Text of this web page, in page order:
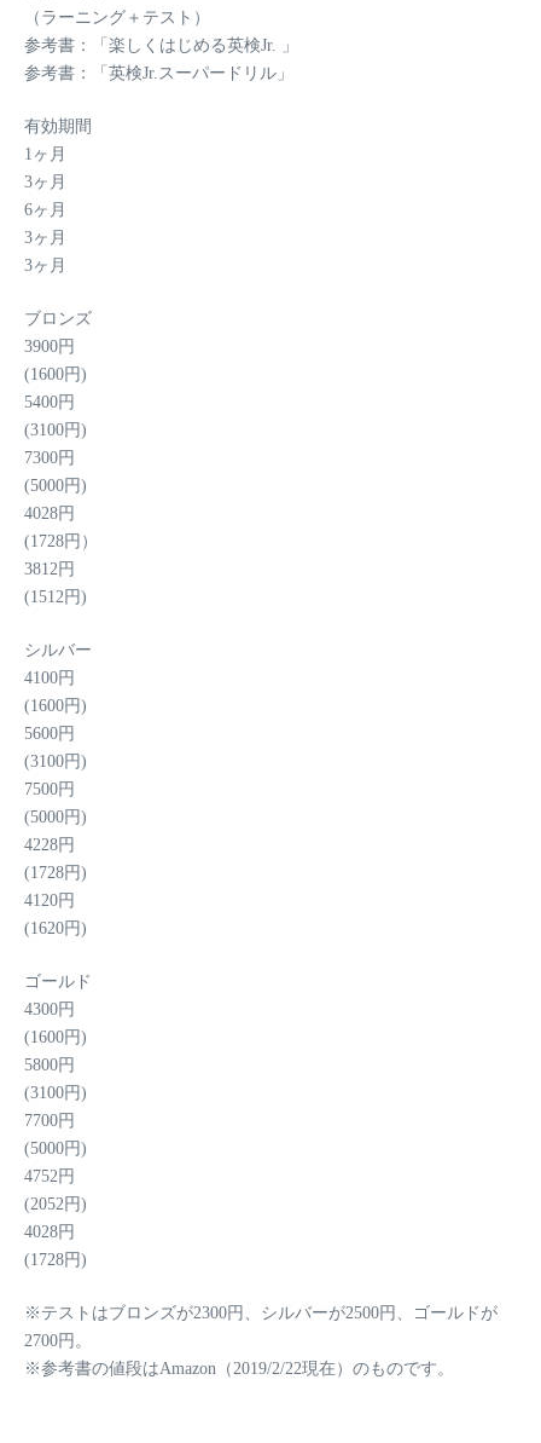
（ラーニング＋テスト）
参考書：「楽しくはじめる英検Jr. 」
参考書：「英検Jr.スーパードリル」
有効期間
1ヶ月
3ヶ月
6ヶ月
3ヶ月
3ヶ月
ブロンズ
3900円
(1600円)
5400円
(3100円)
7300円
(5000円)
4028円
(1728円）
3812円
(1512円)
シルバー
4100円
(1600円)
5600円
(3100円)
7500円
(5000円)
4228円
(1728円)
4120円
(1620円)
ゴールド
4300円
(1600円)
5800円
(3100円)
7700円
(5000円)
4752円
(2052円)
4028円
(1728円)
※テストはブロンズが2300円、シルバーが2500円、ゴールドが
2700円。
※参考書の値段はAmazon（2019/2/22現在）のものです。